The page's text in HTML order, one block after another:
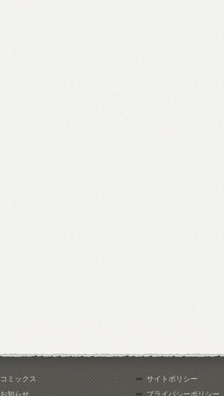
コミックス
お知らせ
サイトポリシー
プライバシーポリシー